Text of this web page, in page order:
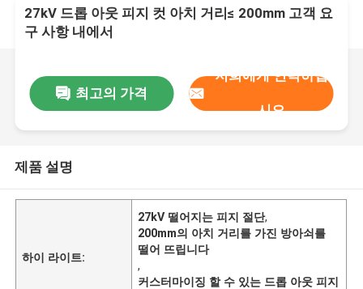
27kV 드롭 아웃 피지 컷 아치 거리≤ 200mm 고객 요
구 사항 내에서
최고의 가격
저희에게 연락하십
시오
제품 설명
하이 라이트:
27kV 떨어지는 피지 절단,
200mm의 아치 거리를 가진 방아쇠를
떨어 뜨립니다
,
커스터마이징 할 수 있는 드롭 아웃 피지